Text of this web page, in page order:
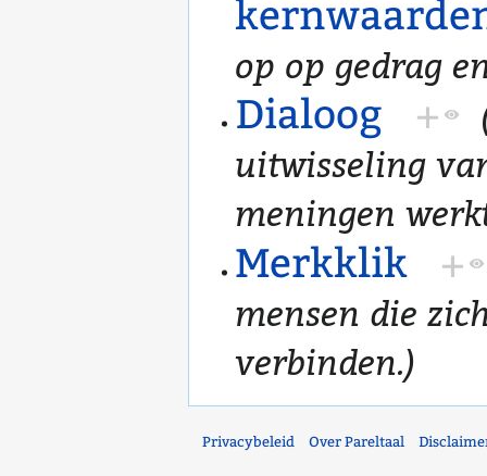
op op gedrag
Dialoog +
uitwisseling
meningen
Merkklik +
mensen die
verbinden.)
Privacybeleid Over Pareltaal